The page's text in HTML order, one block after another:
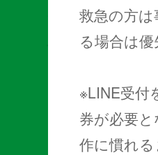
救急の方
る場合は
※LINE受付
券が必要
作に慣れ